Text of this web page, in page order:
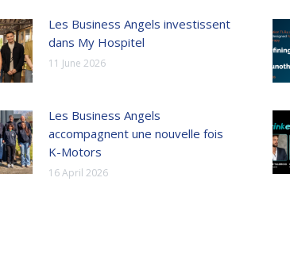
Les Business Angels investissent
dans My Hospitel
11 June 2026
Les Business Angels
accompagnent une nouvelle fois
K-Motors
16 April 2026